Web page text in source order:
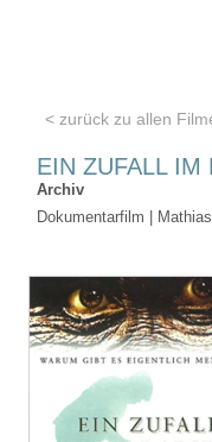
< zurück zu allen
EIN ZUFALL IM
Archiv
Dokumentarfilm |